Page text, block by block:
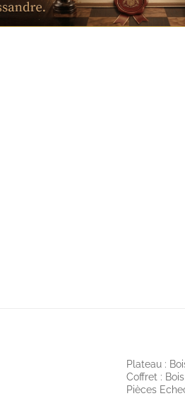
Plateau :
Coffret :
Pièces